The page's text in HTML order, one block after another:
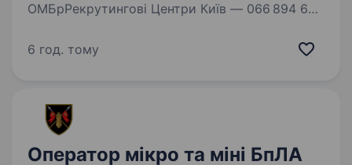
ОМБрРекрутингові Центри Київ — 066 894 63
БПЛА (тільки для ветеранів, як «обмежено
6 год. тому
Оператор мікро та міні БпЛА